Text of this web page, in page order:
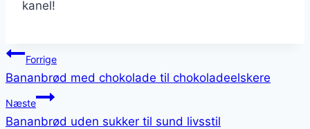
kanel!
Indlægsnavigation
Forrige
Bananbrød med chokolade til chokoladeelskere
Næste
Bananbrød uden sukker til sund livsstil